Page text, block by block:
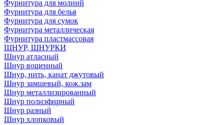
Фурнитура для молний
Фурнитура для белья
Фурнитура для сумок
Фурнитура металлическая
Фурнитура пластмассовая
ШНУР, ШНУРКИ
Шнур атласный
Шнур вощенный
Шнур, нить, канат джутовый
Шнур замшевый, кож.зам
Шнур металлизированный
Шнур полиэфирный
Шнур разный
Шнур хлопковый